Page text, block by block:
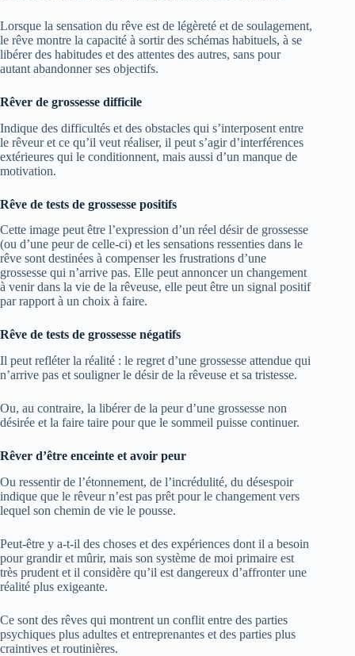
Lorsque la sensation du rêve est de légèreté et de soulagement,
le rêve montre la capacité à sortir des schémas habituels, à se
libérer des habitudes et des attentes des autres, sans pour
autant abandonner ses objectifs.
Rêver de grossesse difficile
Indique des difficultés et des obstacles qui s’interposent entre
le rêveur et ce qu’il veut réaliser, il peut s’agir d’interférences
extérieures qui le conditionnent, mais aussi d’un manque de
motivation.
Rêve de tests de grossesse positifs
Cette image peut être l’expression d’un réel désir de grossesse
(ou d’une peur de celle-ci) et les sensations ressenties dans le
rêve sont destinées à compenser les frustrations d’une
grossesse qui n’arrive pas. Elle peut annoncer un changement
à venir dans la vie de la rêveuse, elle peut être un signal positif
par rapport à un choix à faire.
Rêve de tests de grossesse négatifs
Il peut refléter la réalité : le regret d’une grossesse attendue qui
n’arrive pas et souligner le désir de la rêveuse et sa tristesse.
Ou, au contraire, la libérer de la peur d’une grossesse non
désirée et la faire taire pour que le sommeil puisse continuer.
Rêver d’être enceinte et avoir peur
Ou ressentir de l’étonnement, de l’incrédulité, du désespoir
indique que le rêveur n’est pas prêt pour le changement vers
lequel son chemin de vie le pousse.
Peut-être y a-t-il des choses et des expériences dont il a besoin
pour grandir et mûrir, mais son système de moi primaire est
très prudent et il considère qu’il est dangereux d’affronter une
réalité plus exigeante.
Ce sont des rêves qui montrent un conflit entre des parties
psychiques plus adultes et entreprenantes et des parties plus
craintives et routinières.